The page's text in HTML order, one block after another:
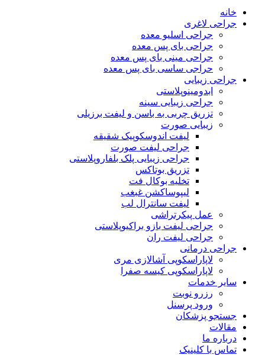
خانه
جراحی لاغری
جراحی اسلیو معده
جراحی بای پس معده
جراحی مینی بای پس معده
حراجی ساسی بای پس معده
جراحی زیبایی
ابدومینوپلاستی
جراحی زیبایی سینه
تزریق چربی به باسن و لیفت برزیلی
زیبایی صورت
لیفت اندوسکوپیک شقیقه
جراحی لیفت صورت
جراحی زیبایی پلک بلفاروپلاستی
تزریق بوتاکس
تخلیه بوکال فت
لیپوساکشن غبغب
لیفت سانترال لب
عمل پیکرتراشی
جراحی لیفت بازو براکیوپلاستی
جراحی لیفت ران
جراحی درمانی
لاپاراسکوپی آشالازی مری
لاپاراسکوپی کیسه صفرا
سایر خدمات
رزرو نوبت
ورود پرسنل
جستجو پزشکان
مقالات
درباره ما
تماس با کلینیک